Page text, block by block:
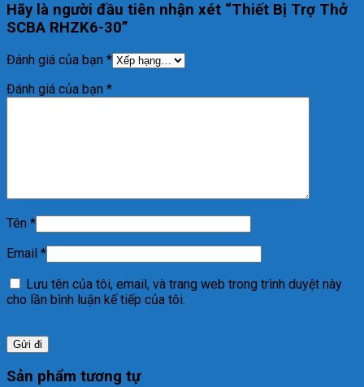
Hãy là người đầu tiên nhận xét “Thiết Bị Trợ Thở
SCBA RHZK6-30”
Đánh giá của bạn *
Đánh giá của bạn *
Tên *
Email *
Lưu tên của tôi, email, và trang web trong trình duyệt này
cho lần bình luận kế tiếp của tôi.
Sản phẩm tương tự